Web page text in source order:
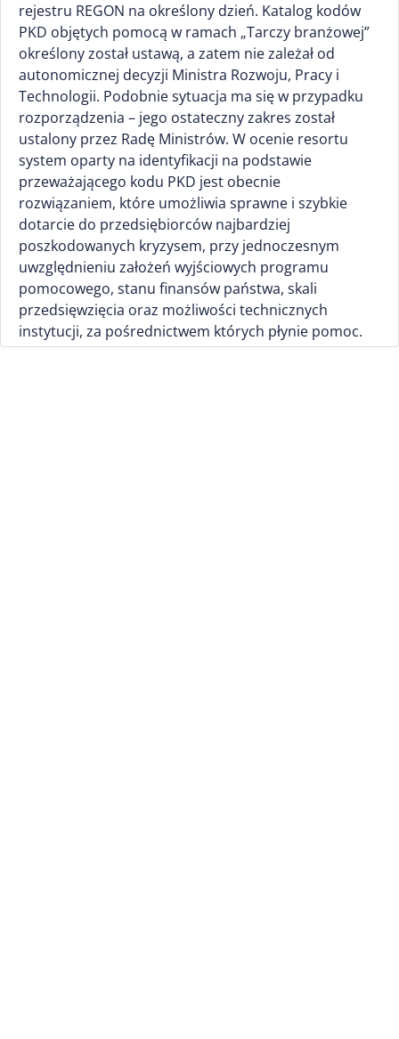
rejestru REGON na określony dzień. Katalog kodów
PKD objętych pomocą w ramach „Tarczy branżowej”
określony został ustawą, a zatem nie zależał od
autonomicznej decyzji Ministra Rozwoju, Pracy i
Technologii. Podobnie sytuacja ma się w przypadku
rozporządzenia – jego ostateczny zakres został
ustalony przez Radę Ministrów. W ocenie resortu
system oparty na identyfikacji na podstawie
przeważającego kodu PKD jest obecnie
rozwiązaniem, które umożliwia sprawne i szybkie
dotarcie do przedsiębiorców najbardziej
poszkodowanych kryzysem, przy jednoczesnym
uwzględnieniu założeń wyjściowych programu
pomocowego, stanu finansów państwa, skali
przedsięwzięcia oraz możliwości technicznych
instytucji, za pośrednictwem których płynie pomoc.